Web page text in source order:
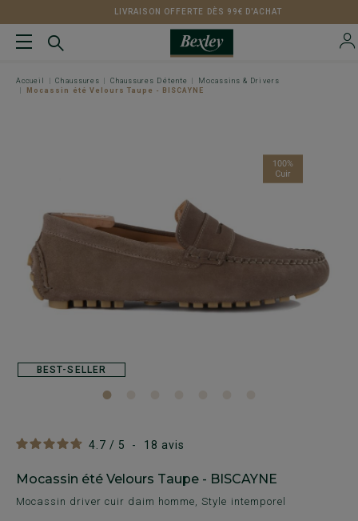
LIVRAISON OFFERTE DÈS 99€ D'ACHAT
Accueil Chaussures Chaussures Détente
Mocassins & Drivers
Mocassin été Velours Taupe - BISCAYNE
4.7 / 5 - 18 avis
Mocassin été Velours Taupe - BISCAYNE
Mocassin driver cuir daim homme, Style intemporel
BEST-SELLER